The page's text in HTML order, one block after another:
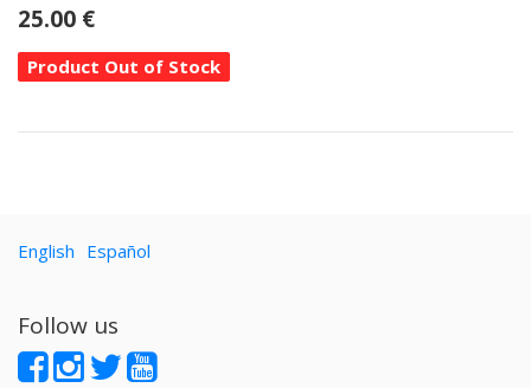
25.00 €
Product Out of Stock
English Español
Follow us